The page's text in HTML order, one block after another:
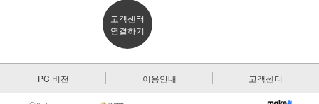
고객센터
연결하기
PC 버전 이용안내 고객센터